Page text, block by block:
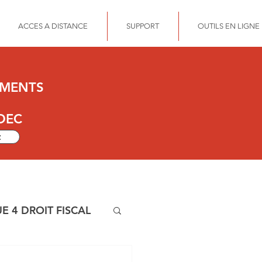
ACCES A DISTANCE SUPPORT OUTILS EN LIGNE
4 DROIT FISCAL